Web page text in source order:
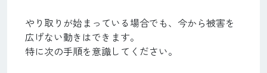
やり取りが始まっている場合でも、今から被害を
広げない動きはできます。
特に次の手順を意識してください。